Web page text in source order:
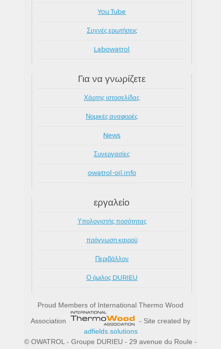
You Tube
Συχνές ερωτήσεις
Labowatrol
Για να γνωρίζετε
Χάρτης ιστοσελίδας
Νομικές αναφορές
News
Συνεργασίες
owatrol-oil.info
εργαλείο
Υπολογιστής ποσότητας
πρόγνωση καιρού
Περιβάλλον
Ο όμιλος DURIEU
Proud Members of International Thermo Wood
Association
- Site created by
adfields.solutions
© OWATROL - Groupe DURIEU - 29 avenue du Roule -